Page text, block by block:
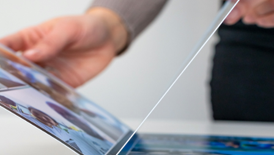
Ваш город:
Ваш регион доставки
Выберите из списка: